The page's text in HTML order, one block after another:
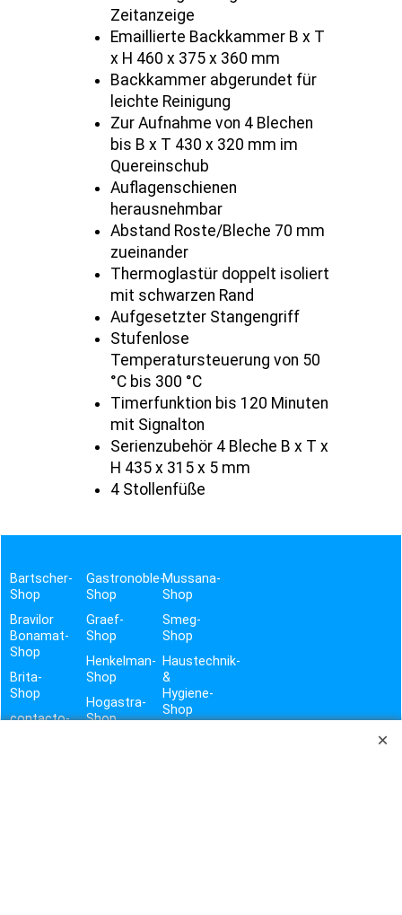
Zeitanzeige
Emaillierte Backkammer B x T
x H 460 x 375 x 360 mm
Backkammer abgerundet für
leichte Reinigung
Zur Aufnahme von 4 Blechen
bis B x T 430 x 320 mm im
Quereinschub
Auflagenschienen
herausnehmbar
Abstand Roste/Bleche 70 mm
zueinander
Thermoglastür doppelt isoliert
mit schwarzen Rand
Aufgesetzter Stangengriff
Stufenlose
Temperatursteuerung von 50
°C bis 300 °C
Timerfunktion bis 120 Minuten
mit Signalton
Serienzubehör 4 Bleche B x T x
H 435 x 315 x 5 mm
4 Stollenfüße
Bartscher-
Shop
Bravilor
Bonamat-
Shop
Brita-
Shop
contacto-
Gastronoble-
Shop
Graef-
Shop
Henkelman-
Shop
Hogastra-
Shop
Mussana-
Shop
Smeg-
Shop
Haustechnik-
&
Hygiene-
Shop